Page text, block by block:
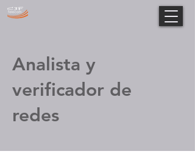
Analista y
verificador de
redes